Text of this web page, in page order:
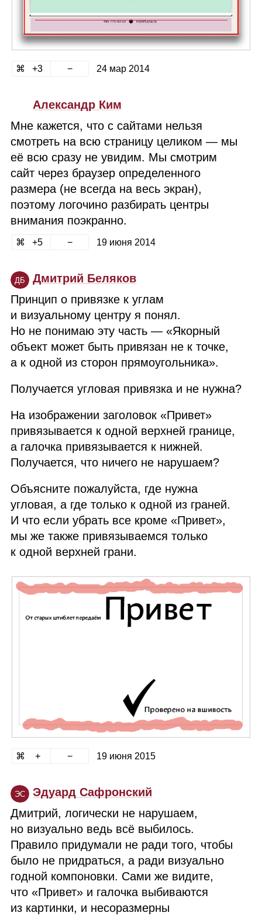
3 24 мар 2014
Александр Ким
Мне кажется, что с сайтами нельзя
смотреть на всю страницу целиком — мы
её всю сразу не увидим. Мы смотрим
сайт через браузер определенного
размера (не всегда на весь экран),
поэтому логочино разбирать центры
внимания поэкранно.
5 19 июня 2014
ДБ
Дмитрий Беляков
Принцип о привязке к углам
и визуальному центру я понял.
Но не понимаю эту часть — «Якорный
объект может быть привязан не к точке,
а к одной из сторон прямоугольника».
Получается угловая привязка и не нужна?
На изображении заголовок «Привет»
привязывается к одной верхней границе,
а галочка привязывается к нижней.
Получается, что ничего не нарушаем?
Объясните пожалуйста, где нужна
угловая, а где только к одной из граней.
И что если убрать все кроме «Привет»,
мы же также привязываемся только
к одной верхней грани.
19 июня 2015
ЭС
Эдуард Сафронский
Дмитрий, логически не нарушаем,
но визуально ведь всё выбилось.
Правило придумали не ради того, чтобы
было не придраться, а ради визуально
годной компоновки. Сами же видите,
что «Привет» и галочка выбиваются
из картинки, и несоразмерны